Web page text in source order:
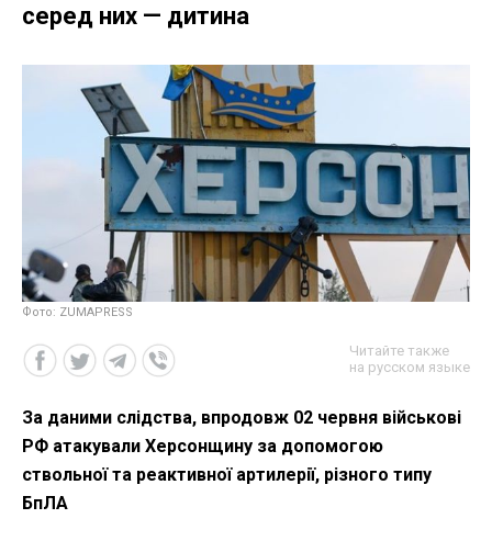
серед них — дитина
Фото: ZUMAPRESS
Читайте также
на русском языке
За даними слідства, впродовж 02 червня військові
РФ атакували Херсонщину за допомогою
ствольної та реактивної артилерії, різного типу
БпЛА